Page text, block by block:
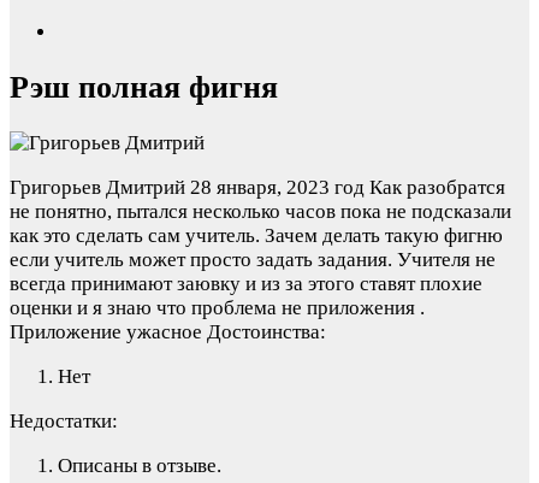
Рэш полная фигня
Григорьев Дмитрий 28 января, 2023 год Как разобратся
не понятно, пытался несколько часов пока не подсказали
как это сделать сам учитель. Зачем делать такую фигню
если учитель может просто задать задания. Учителя не
всегда принимают заювку и из за этого ставят плохие
оценки и я знаю что проблема не приложения .
Приложение ужасное Достоинства:
Нет
Недостатки:
Описаны в отзыве.